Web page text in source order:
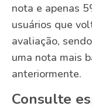
nota e apenas
usuários que
avaliação,
uma nota mais
anteriormente.
Consulte